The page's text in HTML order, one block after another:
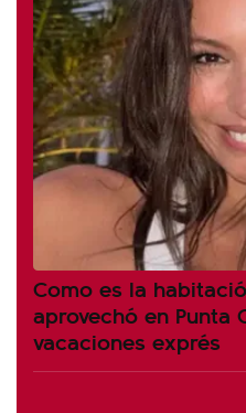
Como es la
aprovechó en Punta
vacaciones exprés